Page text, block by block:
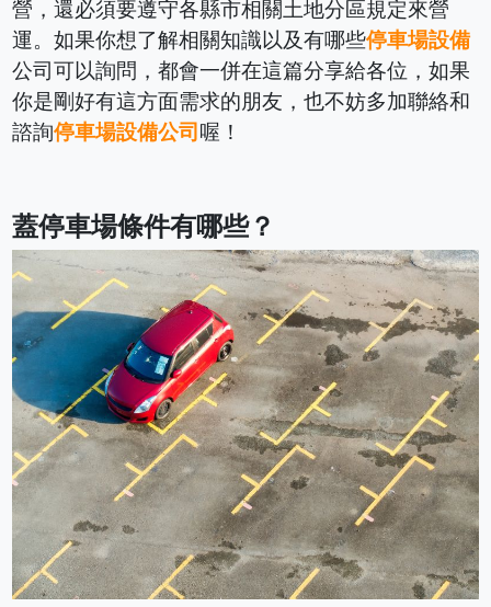
營，還必須要遵守各縣市相關土地分區規定來營
運。如果你想了解相關知識以及有哪些停車場設備
公司可以詢問，都會一併在這篇分享給各位，如果
你是剛好有這方面需求的朋友，也不妨多加聯絡和
諮詢停車場設備公司喔！
蓋停車場條件有哪些？